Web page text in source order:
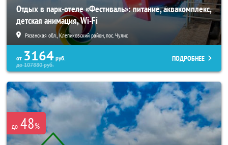
Отдых в парк-отеле «Фестиваль»: питание, аквакомплекс,
детская анимация, Wi-Fi
Рязанская обл., Клепиковский район, пос. Чулис
от 3164 руб.
до107880руб.
ПОДРОБНЕЕ
до 48%